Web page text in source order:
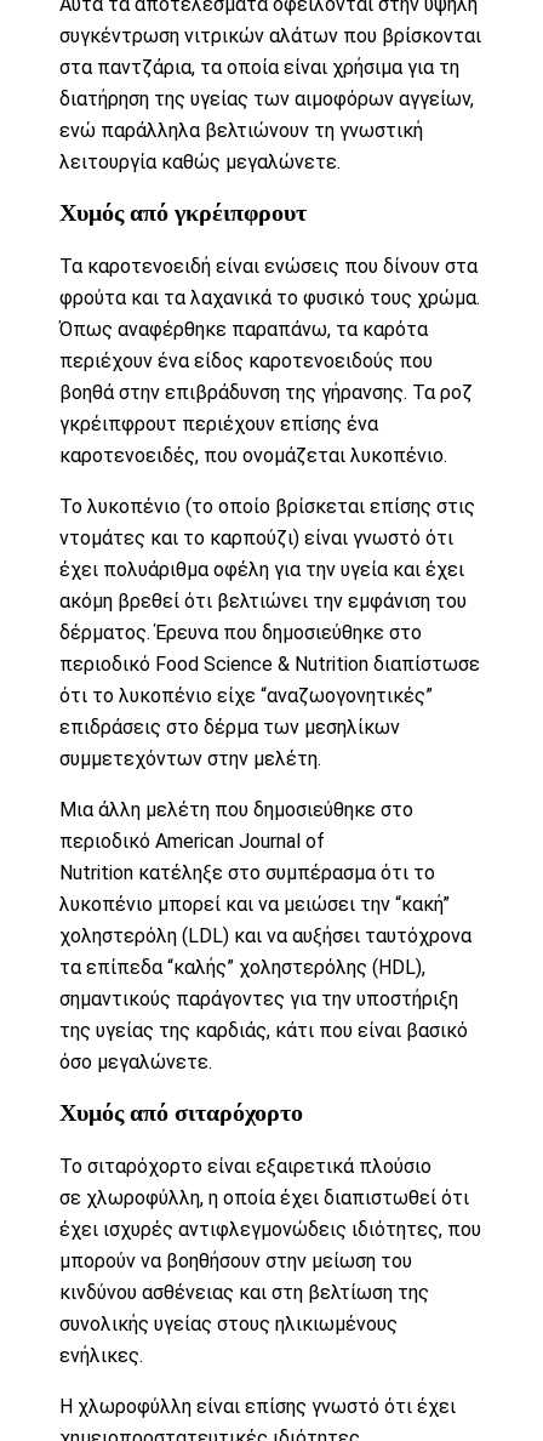
συγκέντρωση νιτρικών αλάτων που βρίσκονται
στα παντζάρια, τα οποία είναι χρήσιμα για τη
διατήρηση της υγείας των αιμοφόρων αγγείων,
ενώ παράλληλα βελτιώνουν τη γνωστική
λειτουργία καθώς μεγαλώνετε.
Χυμός από γκρέιπφρουτ
Τα καροτενοειδή είναι ενώσεις που δίνουν στα
φρούτα και τα λαχανικά το φυσικό τους χρώμα.
Όπως αναφέρθηκε παραπάνω, τα καρότα
περιέχουν ένα είδος καροτενοειδούς που
βοηθά στην επιβράδυνση της γήρανσης. Τα ροζ
γκρέιπφρουτ περιέχουν επίσης ένα
καροτενοειδές, που ονομάζεται λυκοπένιο.
Το λυκοπένιο (το οποίο βρίσκεται επίσης στις
ντομάτες και το καρπούζι) είναι γνωστό ότι
έχει πολυάριθμα οφέλη για την υγεία και έχει
ακόμη βρεθεί ότι βελτιώνει την εμφάνιση του
δέρματος. Έρευνα που δημοσιεύθηκε στο
περιοδικό Food Science & Nutritionδιαπίστωσε
ότι το λυκοπένιο είχε “αναζωογονητικές”
επιδράσεις στο δέρμα των μεσηλίκων
συμμετεχόντων στην μελέτη.
Μια άλλη μελέτη που δημοσιεύθηκε στο
περιοδικό American Journal of
Nutritionκατέληξε στο συμπέρασμα ότι το
λυκοπένιο μπορεί και να μειώσει την “κακή”
χοληστερόλη (LDL) και να αυξήσει ταυτόχρονα
τα επίπεδα “καλής” χοληστερόλης (HDL),
σημαντικούς παράγοντες για την υποστήριξη
της υγείας της καρδιάς, κάτι που είναι βασικό
όσο μεγαλώνετε.
Χυμός από σιταρόχορτο
Το σιταρόχορτο είναι εξαιρετικά πλούσιο
σε χλωροφύλλη, η οποίαέχει διαπιστωθείότι
έχει ισχυρές αντιφλεγμονώδεις ιδιότητες, που
μπορούν να βοηθήσουν στην μείωση του
κινδύνου ασθένειας και στη βελτίωση της
συνολικής υγείας στους ηλικιωμένους
ενήλικες.
Η χλωροφύλλη είναι επίσης γνωστόότι έχει